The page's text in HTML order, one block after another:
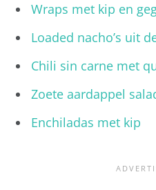
Wraps met kip en
Loaded nacho’s uit
Chili sin carne met
Zoete aardappel
Enchiladas met kip